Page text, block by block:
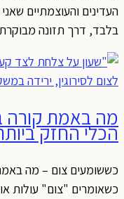
העדינים והעוצמתיים
בלבד, דרך תזונה מבוקרת
מה באמת קורה
הכלי החזק
כששומעים צום – מה
כשאומרים "צום" עולות